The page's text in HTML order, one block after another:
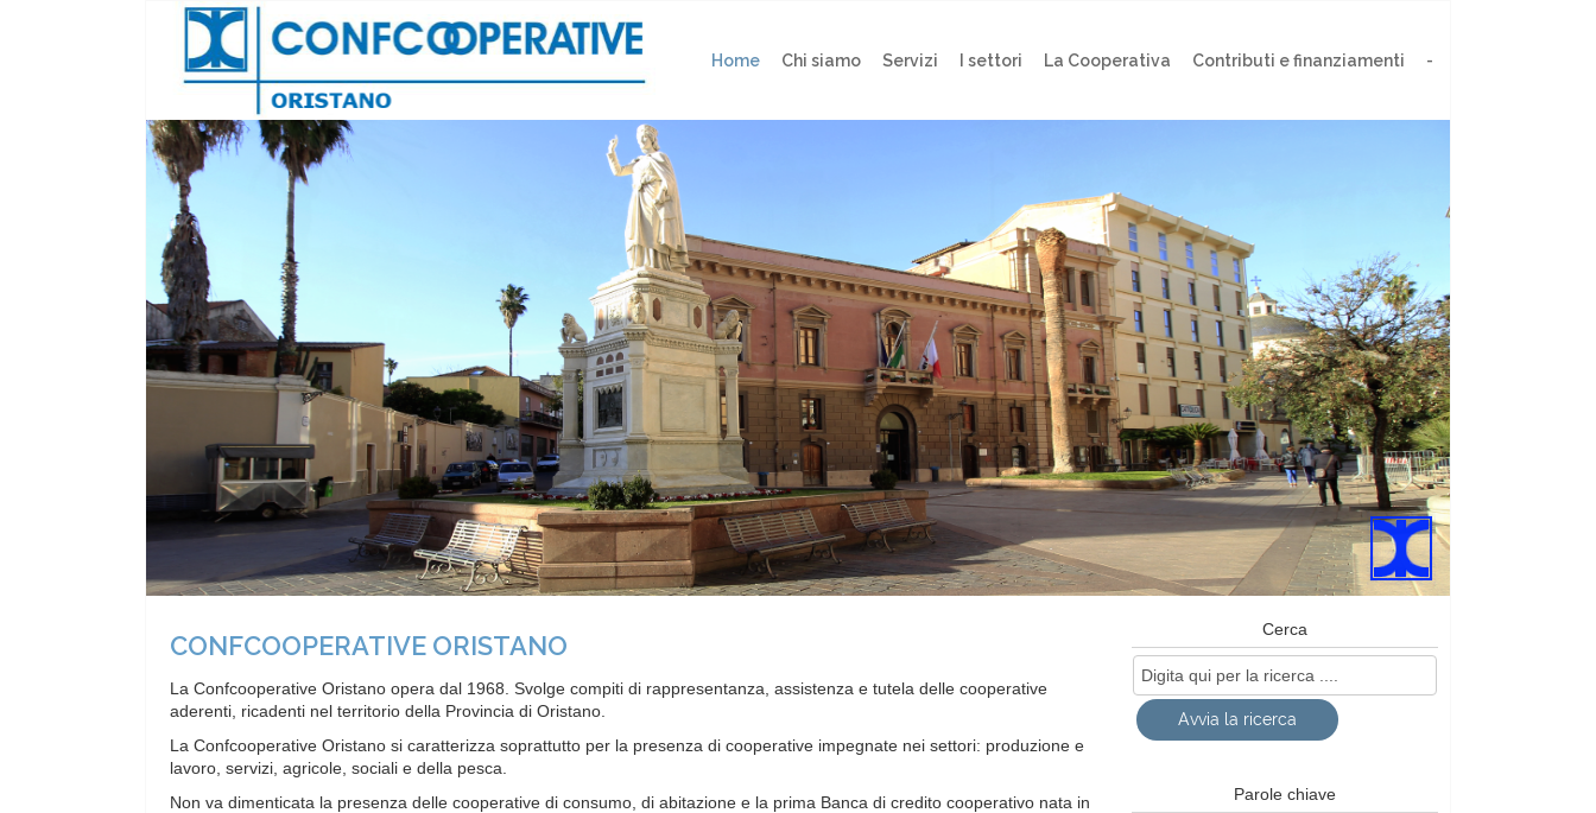
Home Chi siamo Servizi I settori La Cooperativa Contributi e finanziamenti -
CONFCOOPERATIVE ORISTANO
La Confcooperative Oristano opera dal 1968. Svolge compiti di rappresentanza, assistenza e tutela delle cooperative
aderenti, ricadenti nel territorio della Provincia di Oristano.
La Confcooperative Oristano si caratterizza soprattutto per la presenza di cooperative impegnate nei settori: produzione e
lavoro, servizi, agricole, sociali e della pesca.
Non va dimenticata la presenza delle cooperative di consumo, di abitazione e la prima Banca di credito cooperativo nata in
Cerca
Parole chiave